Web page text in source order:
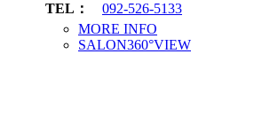
TEL：
092-526-5133
MORE INFO
SALON360°VIEW